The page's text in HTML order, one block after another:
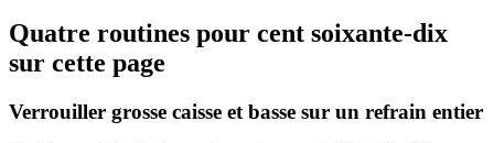
Quatre routines pour cent soixante-dix
sur cette page
Verrouiller grosse caisse et basse sur un refrain entier